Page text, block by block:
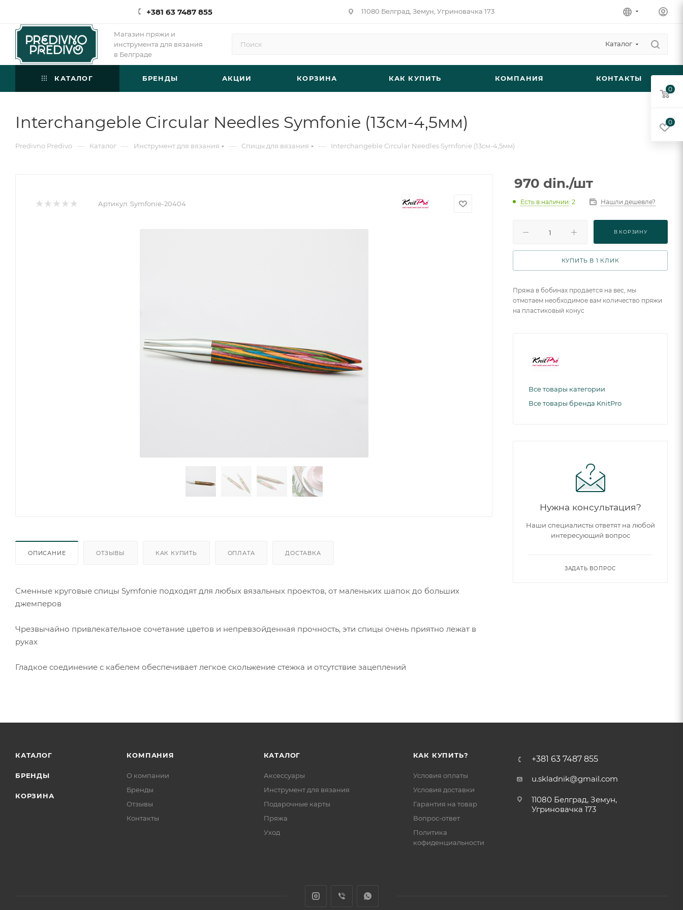
+381 63 7487 855 11080 Белград, Земун, Угриновачка 173
Магазин пряжи и
инструмента для вязания
в Белграде
Каталог
КАТАЛОГ БРЕНДЫ АКЦИИ КОРЗИНА КАК КУПИТЬ КОМПАНИЯ КОНТАКТЫ
Interchangeble Circular Needles Symfonie (13см-4,5мм)
Predivno Predivo — Каталог — Инструмент для вязания — Спицы для вязания — Interchangeble Circular Needles Symfonie (13см-4,5мм)
Артикул: Symfonie-20404
ОПИСАНИЕ ОТЗЫВЫ КАК КУПИТЬ ОПЛАТА ДОСТАВКА
Сменные круговые спицы Symfonie подходят для любых вязальных проектов, от маленьких шапок до больших
джемперов
Чрезвычайно привлекательное сочетание цветов и непревзойденная прочность, эти спицы очень приятно лежат в
руках
Гладкое соединение с кабелем обеспечивает легкое скольжение стежка и отсутствие зацеплений
970 din./шт
Есть в наличии: 2 Нашли дешевле?
В КОРЗИНУ
КУПИТЬ В 1 КЛИК
Пряжа в бобинах продается на вес, мы
отмотаем необходимое вам количество пряжи
на пластиковый конус
Все товары категории
Все товары бренда KnitPro
Нужна консультация?
Наши специалисты ответят на любой
интересующий вопрос
ЗАДАТЬ ВОПРОС
КАТАЛОГ
БРЕНДЫ
КОРЗИНА
КОМПАНИЯ
О компании
Бренды
Отзывы
Контакты
КАТАЛОГ
Аксессуары
Инструмент для вязания
Подарочные карты
Пряжа
Уход
КАК КУПИТЬ?
Условия оплаты
Условия доставки
Гарантия на товар
Вопрос-ответ
Политика
кофиденциальности
+381 63 7487 855
u.skladnik@gmail.com
11080 Белград, Земун,
Угриновачка 173
0
0